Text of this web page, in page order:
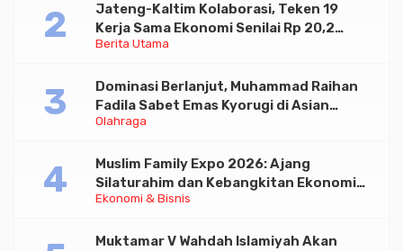
Berita Utama
Jateng-Kaltim Kolaborasi, Teken 19
Kerja Sama Ekonomi Senilai Rp 20,2
Triliun
Olahraga
Dominasi Berlanjut, Muhammad Raihan
Fadila Sabet Emas Kyorugi di Asian
Taekwondo Indonesia Open 2026
Ekonomi & Bisnis
Muslim Family Expo 2026: Ajang
Silaturahim dan Kebangkitan Ekonomi
Halal di Jakarta
Muktamar V Wahdah Islamiyah Akan